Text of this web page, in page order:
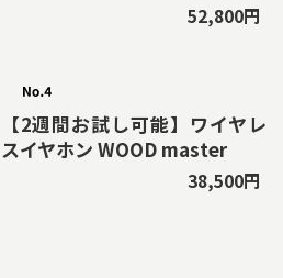
52,800円
【2週間お試し可能】ワイヤレ
スイヤホン WOOD master
38,500円